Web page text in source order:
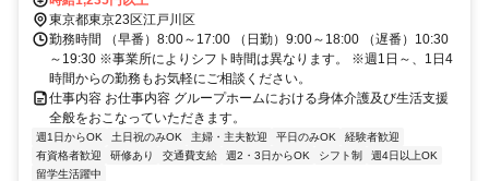
東京都東京23区江戸川区
勤務時間 （早番）8:00～17:00 （日勤）9:00～18:00 （遅番）10:30
～19:30 ※事業所によりシフト時間は異なります。 ※週1日～、1日4
時間からの勤務もお気軽にご相談ください。
仕事内容 お仕事内容 グループホームにおける身体介護及び生活支援
全般をおこなっていただきます。
週1日からOK 土日祝のみOK 主婦・主夫歓迎 平日のみOK
経験者歓迎
有資格者歓迎
研修あり 交通費支給 週2・3日からOK シフト制
週4日以上OK
留学生活躍中